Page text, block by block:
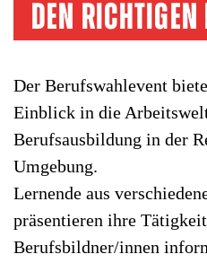
den richtigen
Der Berufswahlevent
Einblick in die
Berufsausbildung in der
Umgebung.
Lernende aus
präsentieren ihre
Berufsbildner/innen